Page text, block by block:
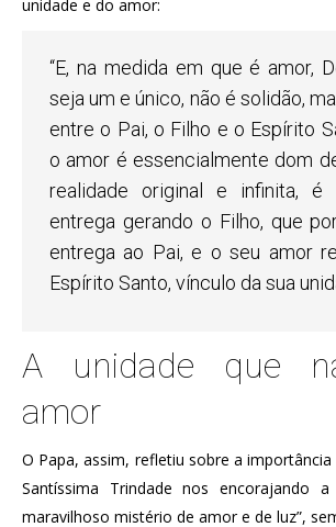
unidade e do amor:
“E, na medida em que é amor,
seja um e único, não é solidão,
entre o Pai, o Filho e o Espírito
o amor é essencialmente dom
realidade original e infinita,
entrega gerando o Filho, que
entrega ao Pai, e o seu amor
Espírito Santo, vínculo da sua
A unidade que
amor
O Papa, assim, refletiu sobre a
Santíssima Trindade nos encorajando a
maravilhoso mistério de amor e de luz”,